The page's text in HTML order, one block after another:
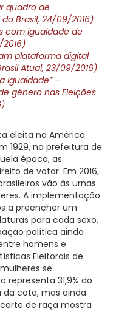
quadro de
Brasil, 24/09/2016)
com igualdade de
plataforma digital
Atual, 23/09/2016)
Igualdade” –
gênero nas Eleições
eleita na América
1929, na prefeitura de
época, as
de votar. Em 2016,
vão às urnas
A implementação
a preencher um
para cada sexo,
política ainda
homens e
Eleitorais de
se
representa 31,9% do
cota, mas ainda
de raça mostra